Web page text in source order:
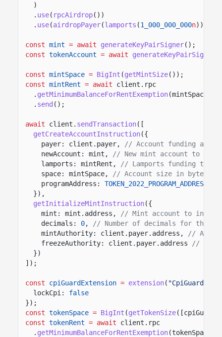
)
. use( rpcAirdrop())
. use(airdropPayer(lamports (1_000_000_000n)));
const mint = await generateKeyPairSigner();
const tokenAccount = await generateKeyPairSigner
const mintSpace = BigInt (getMintSize());
const mintRent = await
client.rpc
. getMinimumBalanceForRentExemption(mintSpace)
. send ();
await client. sendTransaction([
getCreateAccountInstruction({
payer: client.payer,
// Account funding
newAccount: mint,
// New mint account to
lamports: mintRent,
// Lamports funding the
space: mintSpace,
// Account size in bytes
programAddress:
TOKEN_2022_PROGRAM_ADDRESS
}),
getInitializeMintInstruction({
mint: mint.address,
// Mint account to
decimals:
0,
// Number of decimals for the
mintAuthority: client.payer.address,
//
freezeAuthority: client.payer.address
//
})
]);
const cpiGuardExtension = extension( "CpiGuard"
lockCpi:
false
});
const tokenSpace = BigInt (getTokenSize
const tokenRent = await
client.rpc
. getMinimumBalanceForRentExemption(tokenSpace)